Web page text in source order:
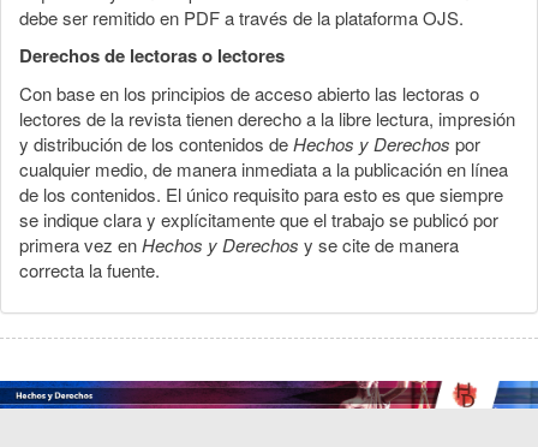
debe ser remitido en PDF a través de la plataforma OJS.
Derechos de lectoras o lectores
Con base en los principios de acceso abierto las lectoras o
lectores de la revista tienen derecho a la libre lectura, impresión
y distribución de los contenidos deHechos y Derechos por
cualquier medio, de manera inmediata a la publicación en línea
de los contenidos. El único requisito para esto es que siempre
se indique clara y explícitamente que el trabajo se publicó por
primera vez enHechos y Derechos y se cite de manera
correcta la fuente.